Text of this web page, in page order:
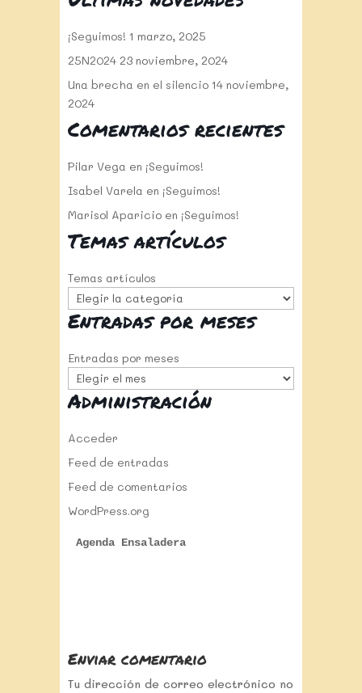
¡Seguimos! 1 marzo, 2025
25N2024 23 noviembre, 2024
Una brecha en el silencio 14 noviembre,
2024
Comentarios recientes
Pilar Vega en ¡Seguimos!
Isabel Varela en ¡Seguimos!
Marisol Aparicio en ¡Seguimos!
Temas artículos
Temas artículos
Entradas por meses
Entradas por meses
Administración
Acceder
Feed de entradas
Feed de comentarios
WordPress.org
Agenda Ensaladera
Enviar comentario
Tu dirección de correo electrónico no